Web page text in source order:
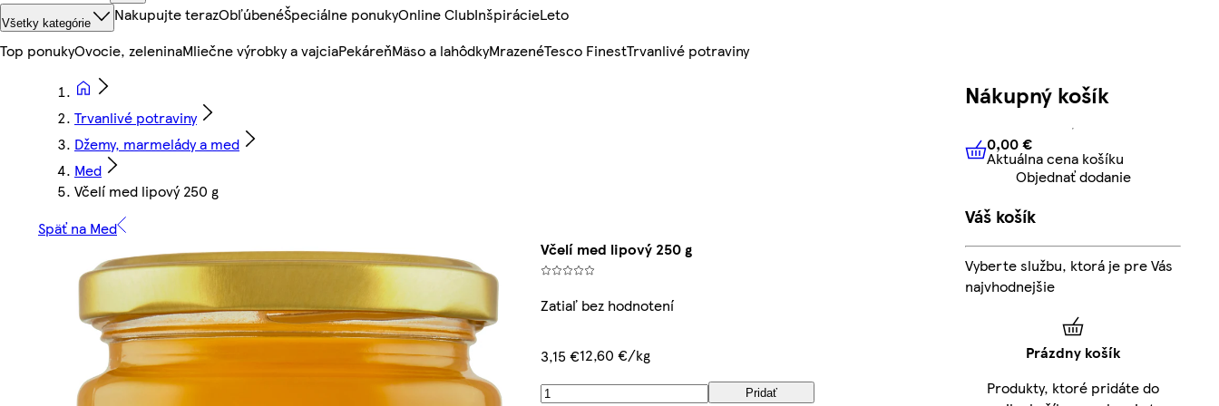
Všetky kategórie Nakupujte terazObľúbenéŠpeciálne ponukyOnline ClubInšpirácieLeto
Top ponukyOvocie, zeleninaMliečne výrobky a vajciaPekáreňMäso a lahôdkyMrazenéTesco FinestTrvanlivé potraviny
Trvanlivé potraviny
Džemy, marmelády a med
Med
Včelí med lipový 250 g
Späť na Med
Včelí med lipový 250 g
Zatiaľ bez hodnotení
3,15 €12,60 €/kg
Pridať
Nákupný košík
0,00 € Aktuálna cena košíku
0,00 €
Aktuálna cena košíku
Objednať dodanie
Váš košík
Vyberte službu, ktorá je pre Vás
najvhodnejšie
Prázdny košík
Produkty, ktoré pridáte do